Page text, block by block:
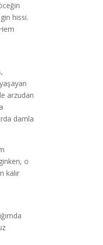
hissi.
arzudan
damla
o
kalır